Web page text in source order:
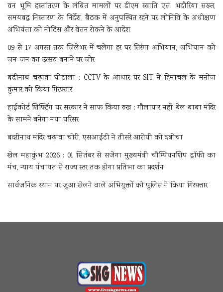
वन भूमि हस्तांतरण के लंबित मामलों पर डीएम स्वाति एस. भदौरिया सख्त,
समयबद्ध निस्तारण के निर्देश, बैठक में अनुपस्थित रहने पर लोनिवि के अधीक्षण
अभियंता को नोटिस और वेतन रोकने के आदेश
09 से 17 अगस्त तक जिलेभर में चलेगा हर घर तिरंगा अभियान, अभियान को
जन-जन का उत्सव बनाने पर जोर
बद्रीनाथ चढ़ावा घोटाला : CCTV के आधार पर SIT ने हिमाचल के मनोज
कुमार को किया गिरफ्तार
हाईकोर्ट शिफ्टिंग पर सरकार ने साफ किया रुख : गौलापार नहीं, बेल बाबा मंदिर
के सामने बनेगा नया परिसर
बदरीनाथ मंदिर चढ़ावा चोरी, एसआईटी ने तीसरे आरोपी को दबोचा
खेल महाकुंभ 2026 : 01 सितंबर से सजेगा मुख्यमंत्री चौम्पियनशिप ट्रॉफी का
मंच, न्याय पंचायत से राज्य स्तर तक होगा प्रतिभा का प्रदर्शन
सार्वजनिक स्थान पर जुआ खेलने वाले अभियुक्तों को पुलिस ने किया गिरफ्तार